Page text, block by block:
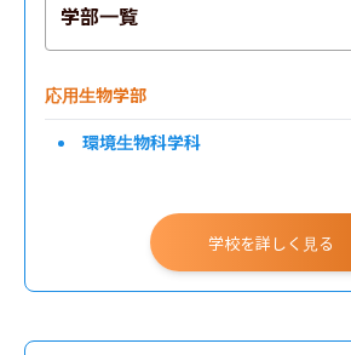
学部一覧
応用生物学部
環境生物科学科
学校を詳しく見る